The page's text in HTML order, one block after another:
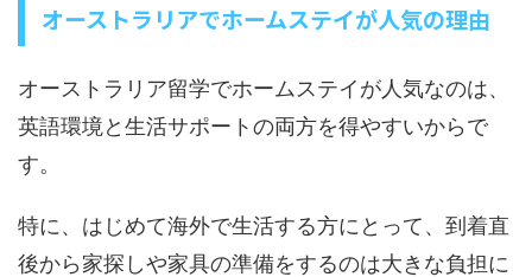
オーストラリアでホームステイが人気の理由
オーストラリア留学でホームステイが人気なのは、
英語環境と生活サポートの両方を得やすいからで
す。
特に、はじめて海外で生活する方にとって、到着直
後から家探しや家具の準備をするのは大きな負担に